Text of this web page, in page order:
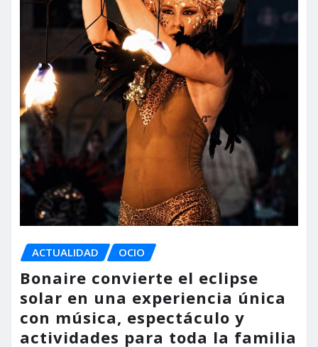
ACTUALIDAD OCIO
Bonaire convierte el eclipse
solar en una experiencia única
con música, espectáculo y
actividades para toda la familia